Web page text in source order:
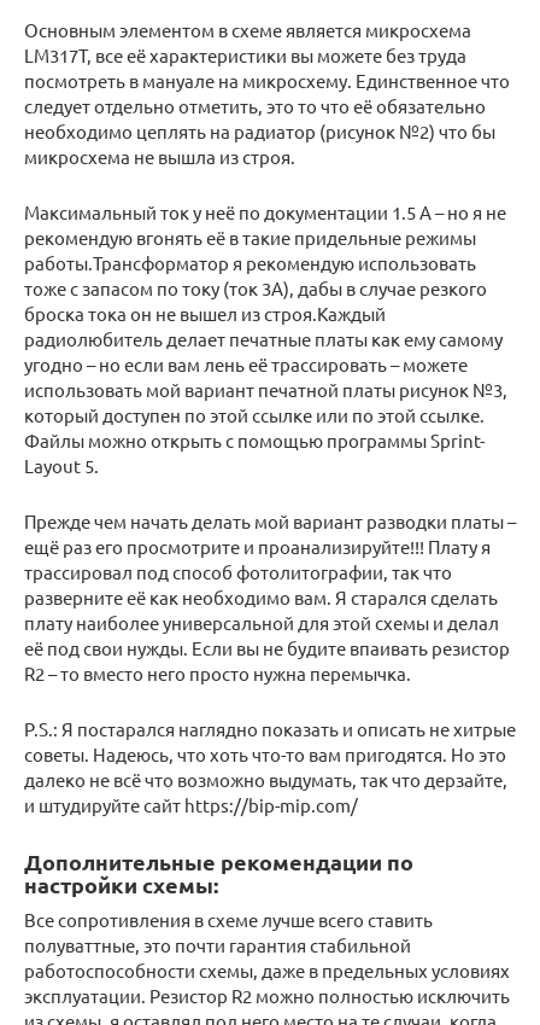
Основным элементом в схеме является микросхема
LM317T, все её характеристики вы можете без труда
посмотреть в мануале на микросхему. Единственное что
следует отдельно отметить, это то что её обязательно
необходимо цеплять на радиатор (рисунок №2) что бы
микросхема не вышла из строя.
Максимальный ток у неё по документации 1.5 А – но я не
рекомендую вгонять её в такие придельные режимы
работы.Трансформатор я рекомендую использовать
тоже с запасом по току (ток 3А), дабы в случае резкого
броска тока он не вышел из строя.Каждый
радиолюбитель делает печатные платы как ему самому
угодно – но если вам лень её трассировать – можете
использовать мой вариант печатной платы рисунок №3,
который доступен по этой ссылке или по этой ссылке.
Файлы можно открыть с помощью программы Sprint-
Layout 5.
Прежде чем начать делать мой вариант разводки платы –
ещё раз его просмотрите и проанализируйте!!! Плату я
трассировал под способ фотолитографии, так что
разверните её как необходимо вам. Я старался сделать
плату наиболее универсальной для этой схемы и делал
её под свои нужды. Если вы не будите впаивать резистор
R2 – то вместо него просто нужна перемычка.
P.S.: Я постарался наглядно показать и описать не хитрые
советы. Надеюсь, что хоть что-то вам пригодятся. Но это
далеко не всё что возможно выдумать, так что дерзайте,
и штудируйте сайт https://bip-mip.com/
Дополнительные рекомендации по
настройки схемы:
Все сопротивления в схеме лучше всего ставить
полуваттные, это почти гарантия стабильной
работоспособности схемы, даже в предельных условиях
эксплуатации. Резистор R2 можно полностью исключить